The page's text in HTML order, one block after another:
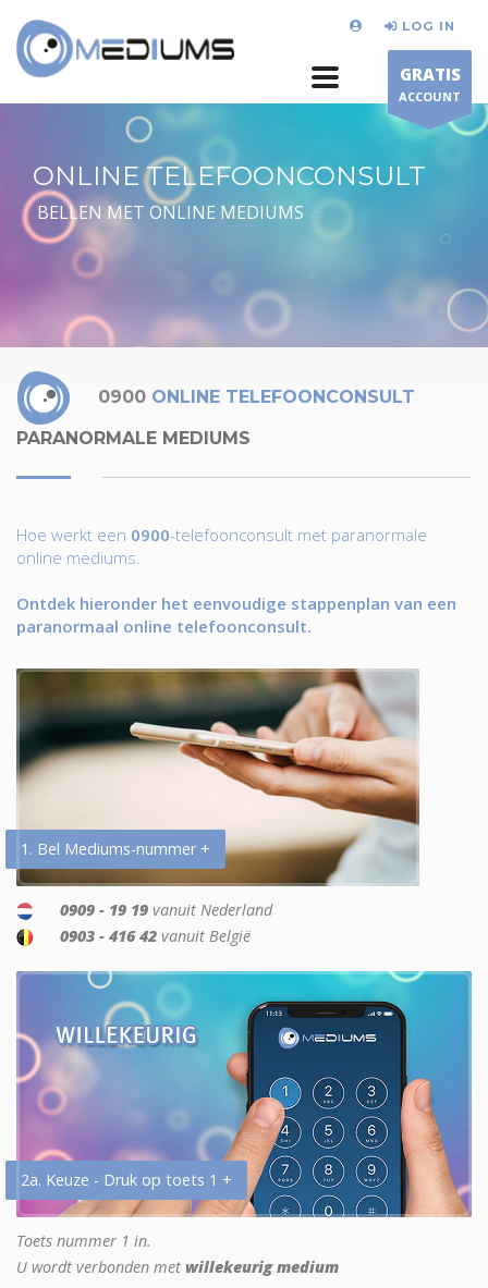
LOG IN
GRATIS
ACCOUNT
ONLINE TELEFOONCONSULT
BELLEN MET ONLINE MEDIUMS
0900 ONLINE TELEFOONCONSULT
PARANORMALE MEDIUMS
Hoe werkt een 0900-telefoonconsult met paranormale
online mediums.
Ontdek hieronder het eenvoudige stappenplan van een
paranormaal online telefoonconsult.
1. Bel Mediums-nummer +
0909 - 19 19 vanuit Nederland
0903 - 416 42 vanuit België
2a. Keuze - Druk op toets 1 +
Toets nummer 1 in.
U wordt verbonden met willekeurig medium